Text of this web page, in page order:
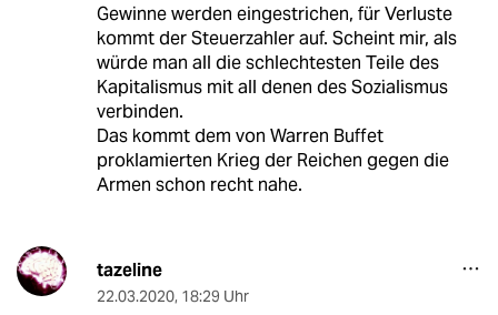
Gewinne werden eingestrichen, für Verluste
kommt der Steuerzahler auf. Scheint mir, als
würde man all die schlechtesten Teile des
Kapitalismus mit all denen des Sozialismus
verbinden.
Das kommt dem von Warren Buffet
proklamierten Krieg der Reichen gegen die
Armen schon recht nahe.
tazeline
22.03.2020, 18:29 Uhr